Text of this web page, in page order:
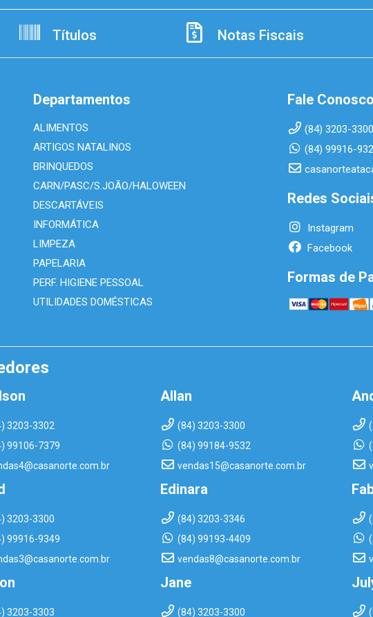
Títulos Notas Fiscais
Departamentos
ALIMENTOS
ARTIGOS NATALINOS
BRINQUEDOS
CARN/PASC/S.JOÃO/HALOWEEN
DESCARTÁVEIS
INFORMÁTICA
LIMPEZA
PAPELARIA
PERF. HIGIENE PESSOAL
UTILIDADES DOMÉSTICAS
Fale Conosco
(84) 3203-3300
(84) 99916-
Redes
Instagram
Facebook
Formas de
3203-3302
99106-7379
Allan
(84) 3203-3300
(84) 99184-9532
vendas15@casanorte.com.br
3203-3300
99916-9349
Edinara
(84) 3203-3346
(84) 99193-4409
vendas8@casanorte.com.br
3203-3303
Jane
(84) 3203-3300